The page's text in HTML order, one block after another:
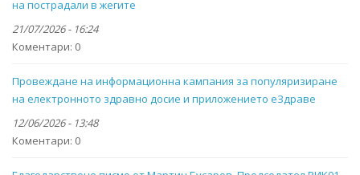
на пострадали в жегите
21/07/2026 - 16:24
Коментари: 0
Провеждане на информационна кампания за популяризиране
на електронното здравно досие и приложението eЗдраве
12/06/2026 - 13:48
Коментари: 0